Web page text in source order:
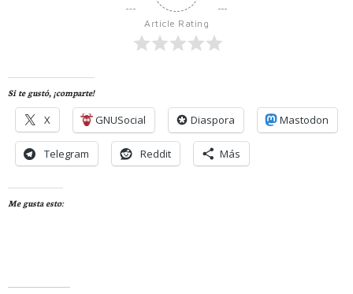
Article Rating
Si te gustó, ¡comparte!
X GNUSocial Diaspora Mastodon
Telegram Reddit Más
Me gusta esto: